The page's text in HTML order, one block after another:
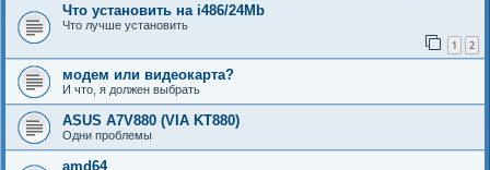
Что установить на i486/24Mb
Что лучше установить
1 2
модем или видеокарта?
И что, я должен выбрать
ASUS A7V880 (VIA KT880)
Одни проблемы
amd64